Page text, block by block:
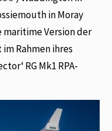
in Moray
maritime Version der
im Rahmen ihres
RG Mk1 RPA-